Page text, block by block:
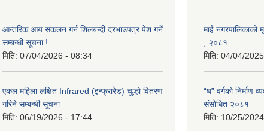
आन्तरिक आय संकलन गर्न शिलबन्दी दरभाउपत्र पेश गर्ने
सम्बन्धी सूचना !
मिति: 07/04/2026 - 08:34
एकल महिला लक्षित Infrared (इन्फ्रारेड) चुल्हो वितरण
गरिने सम्बन्धी सूचना
मिति: 06/19/2026 - 17:44
माई नगरपालिकाको
, २०८१
मिति: 04/04/
“घ” वर्गको निर्माण
संसोधित २०८१
मिति: 10/25/